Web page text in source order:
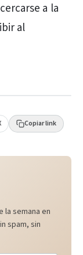
a la
al
Copiar link
la semana en
spam, sin